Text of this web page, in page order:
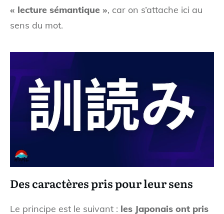
« lecture sémantique », car on s’attache ici au
sens du mot.
Des caractères pris pour leur sens
Le principe est le suivant : les Japonais ont pris